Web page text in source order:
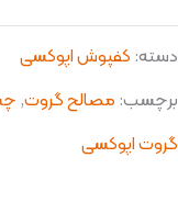
دسته: کفپوش اپوکسی
برچسب: مصالح گروت,
گروت اپوکسی